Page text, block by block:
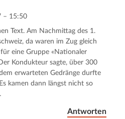
– 15:50
Text. Am Nachmittag des 1.
da waren im Zug gleich
eine Gruppe «Nationaler
Kondukteur sagte, über 300
erwarteten Gedränge durfte
kamen dann längst nicht so
Antworten